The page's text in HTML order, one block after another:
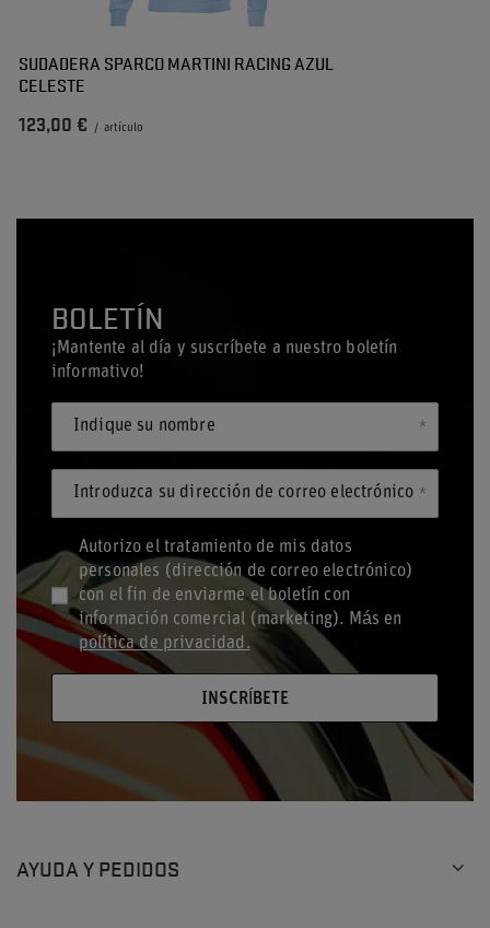
SUDADERA SPARCO MARTINI RACING AZUL
CELESTE
123,00 € / artículo
BOLETÍN
¡Mantente al día y suscríbete a nuestro boletín
informativo!
Indique su nombre
Introduzca su dirección de correo electrónico
Autorizo el tratamiento de mis datos
personales (dirección de correo electrónico)
con el fin de enviarme el boletín con
información comercial (marketing). Más en
política de privacidad.
INSCRÍBETE
AYUDA Y PEDIDOS